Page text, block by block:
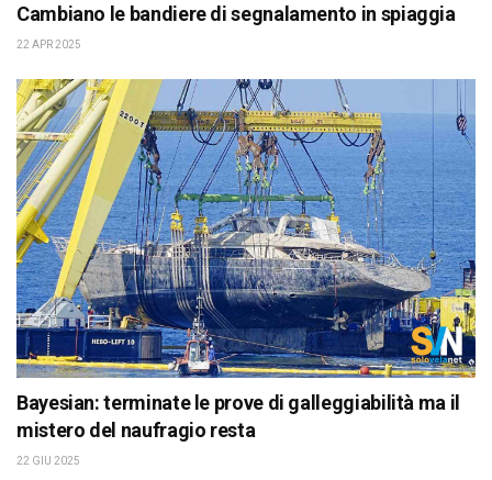
Cambiano le bandiere di segnalamento in spiaggia
22 APR 2025
Bayesian: terminate le prove di galleggiabilità ma il
mistero del naufragio resta
22 GIU 2025